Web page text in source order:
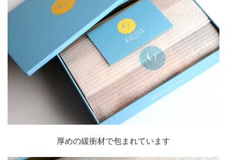
厚めの緩衝材で包まれています